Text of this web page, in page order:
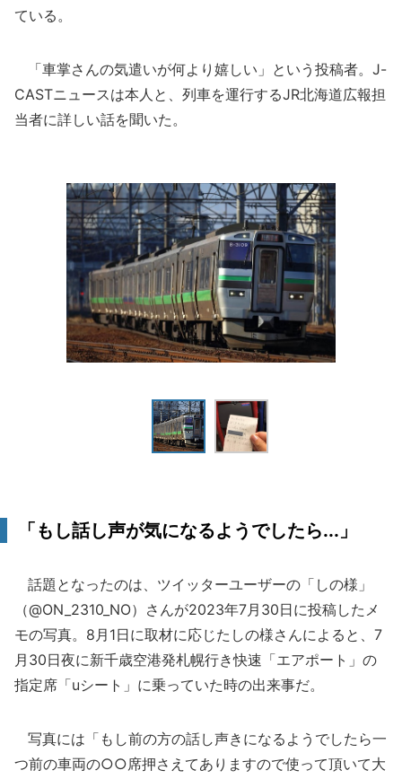
ている。
「車掌さんの気遣いが何より嬉しい」という投稿者。J-
CASTニュースは本人と、列車を運行するJR北海道広報担
当者に詳しい話を聞いた。
「もし話し声が気になるようでしたら...」
話題となったのは、ツイッターユーザーの「しの様」
（@ON_2310_NO）さんが2023年7月30日に投稿したメ
モの写真。8月1日に取材に応じたしの様さんによると、7
月30日夜に新千歳空港発札幌行き快速「エアポート」の
指定席「uシート」に乗っていた時の出来事だ。
写真には「もし前の方の話し声きになるようでしたら一
つ前の車両の○○席押さえてありますので使って頂いて大